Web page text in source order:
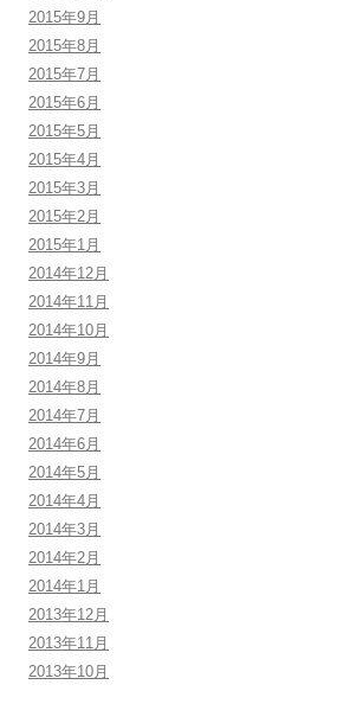
2015年9月
2015年8月
2015年7月
2015年6月
2015年5月
2015年4月
2015年3月
2015年2月
2015年1月
2014年12月
2014年11月
2014年10月
2014年9月
2014年8月
2014年7月
2014年6月
2014年5月
2014年4月
2014年3月
2014年2月
2014年1月
2013年12月
2013年11月
2013年10月